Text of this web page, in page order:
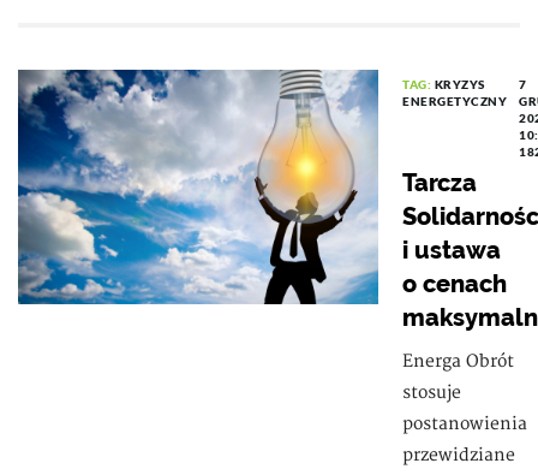
TAG: KRYZYS
ENERGETYCZNY
7
Tarcza
i ustawa
o cenach
Energa Obrót
stosuje
postanowienia
przewidziane